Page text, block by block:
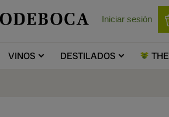
Iniciar sesión
VINOS DESTILADOS THE